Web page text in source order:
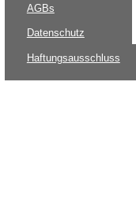
AGBs
Datenschutz
Haftungsausschluss